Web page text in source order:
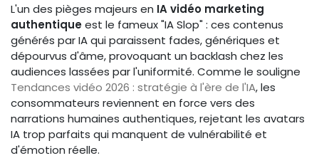
L'un des pièges majeurs en IA vidéo marketing
authentiqueest le fameux "IA Slop" : ces contenus
générés par IA qui paraissent fades, génériques et
dépourvus d'âme, provoquant un backlash chez les
audiences lassées par l'uniformité. Comme le souligne
Tendances vidéo 2026 : stratégie à l'ère de l'IA, les
consommateurs reviennent en force vers des
narrations humaines authentiques, rejetant les avatars
IA trop parfaits qui manquent de vulnérabilité et
d'émotion réelle.